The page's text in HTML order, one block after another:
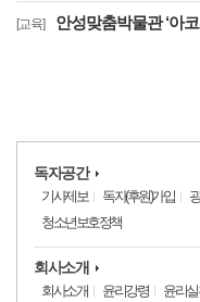
[교육] 안성맞춤박물관 ‘아
독자공간
기사제보 독자(후원)가입
청소년보호정책
회사소개
회사소개 윤리강령 윤리